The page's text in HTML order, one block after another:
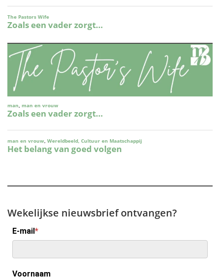
Wekelijkse nieuwsbrief ontvangen?